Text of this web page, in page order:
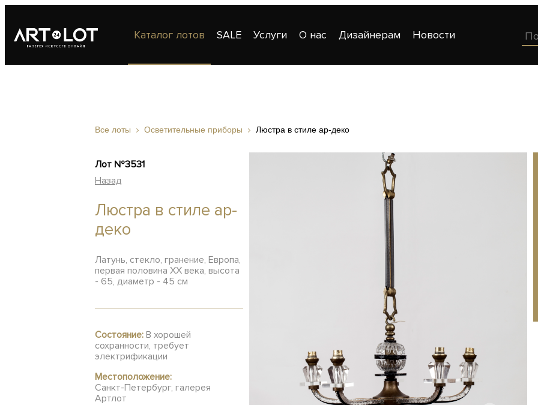
Каталог лотов SALE Услуги О нас Дизайнерам Новости
Все лоты Осветительные приборы Люстра в стиле ар-деко
Лот №3531
Назад
Люстра в стиле ар-
деко
Латунь, стекло, гранение, Европа,
первая половина ХХ века, высота
- 65, диаметр - 45 см
Состояние: В хорошей
сохранности, требует
электрификации
Местоположение:
Санкт-Петербург, галерея
Артлот